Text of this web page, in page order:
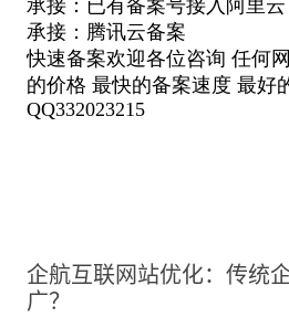
企航互联网站优化：传统
广？